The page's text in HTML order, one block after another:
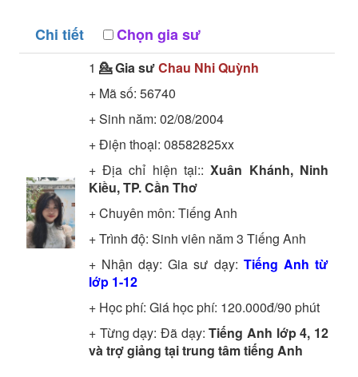
Chi tiết Chọn gia sư
1 💁 Gia sưChau Nhi Quỳnh
+ Mã số: 56740
+ Sinh năm: 02/08/2004
+ Điện thoại: 08582825xx
+ Địa chỉ hiện tại::Xuân Khánh, Ninh
Kiều, TP. Cần Thơ
+ Chuyên môn: Tiếng Anh
+ Trình độ: Sinh viên năm 3 Tiếng Anh
+ Nhận dạy: Gia sư dạy: Tiếng Anh từ
lớp 1-12
+ Học phí: Giá học phí: 120.000đ/90 phút
+ Từng dạy: Đã dạy:Tiếng Anh lớp 4, 12
và trợ giảng tại trung tâm tiếng Anh